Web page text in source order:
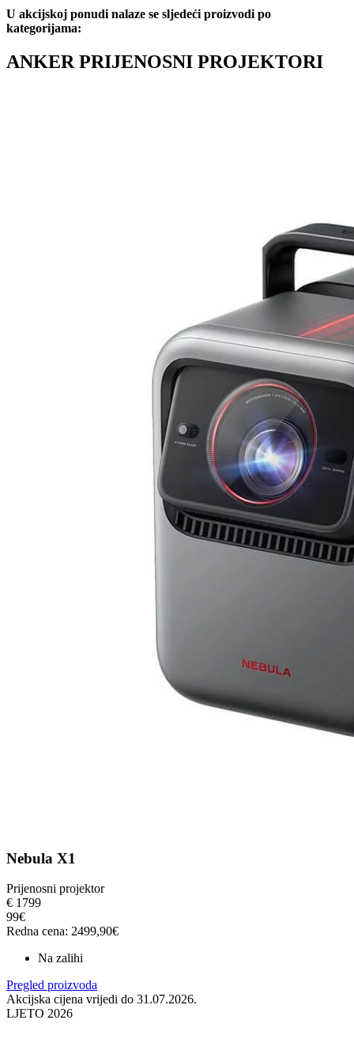
U akcijskoj ponudi nalaze se sljedeći proizvodi po
kategorijama:
ANKER PRIJENOSNI PROJEKTORI
Nebula X1
Prijenosni projektor
€ 1799
99€
Redna cena: 2499,90€
Na zalihi
Pregled proizvoda
Akcijska cijena vrijedi do 31.07.2026.
LJETO 2026